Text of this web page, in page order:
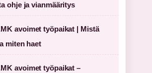
ohje ja vianmääritys
avoimet työpaikat | Mistä
miten haet
avoimet työpaikat –